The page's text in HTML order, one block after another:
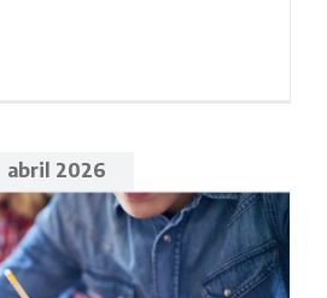
abril 2026